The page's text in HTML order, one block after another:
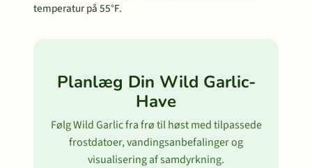
temperatur på 55°F.
Planlæg Din Wild Garlic-
Have
Følg Wild Garlic fra frø til høst med tilpassede
frostdatoer, vandingsanbefalinger og
visualisering af samdyrkning.